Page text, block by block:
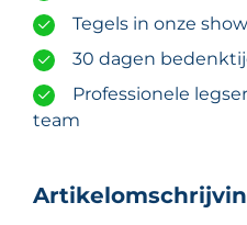
Tegels in onze
30 dagen
Professionele
team